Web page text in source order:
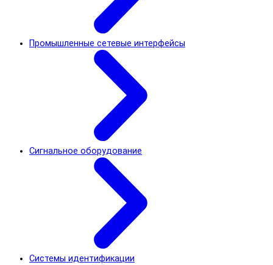
Промышленные сетевые интерфейсы
Сигнальное оборудование
Системы идентификации